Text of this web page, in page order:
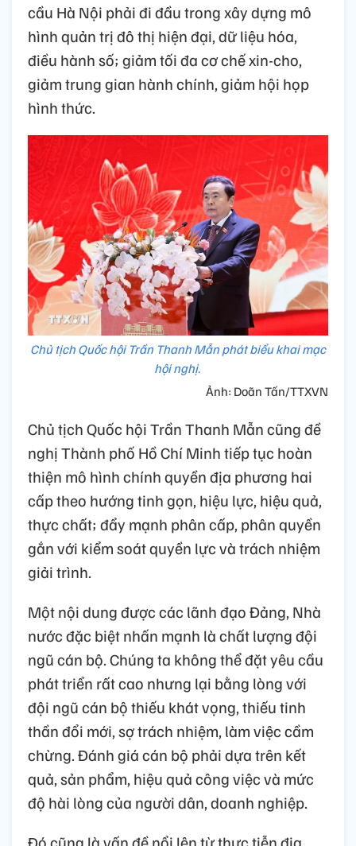
cầu Hà Nội phải đi đầu trong xây dựng mô
hình quản trị đô thị hiện đại, dữ liệu hóa,
điều hành số; giảm tối đa cơ chế xin-cho,
giảm trung gian hành chính, giảm hội họp
hình thức.
Chủ tịch Quốc hội Trần Thanh Mẫn phát biểu khai mạc
hội nghị.
Ảnh: Doãn Tấn/TTXVN
Chủ tịch Quốc hội Trần Thanh Mẫn cũng đề
nghị Thành phố Hồ Chí Minh tiếp tục hoàn
thiện mô hình chính quyền địa phương hai
cấp theo hướng tinh gọn, hiệu lực, hiệu quả,
thực chất; đẩy mạnh phân cấp, phân quyền
gắn với kiểm soát quyền lực và trách nhiệm
giải trình.
Một nội dung được các lãnh đạo Đảng, Nhà
nước đặc biệt nhấn mạnh là chất lượng đội
ngũ cán bộ. Chúng ta không thể đặt yêu cầu
phát triển rất cao nhưng lại bằng lòng với
đội ngũ cán bộ thiếu khát vọng, thiếu tinh
thần đổi mới, sợ trách nhiệm, làm việc cầm
chừng. Đánh giá cán bộ phải dựa trên kết
quả, sản phẩm, hiệu quả công việc và mức
độ hài lòng của người dân, doanh nghiệp.